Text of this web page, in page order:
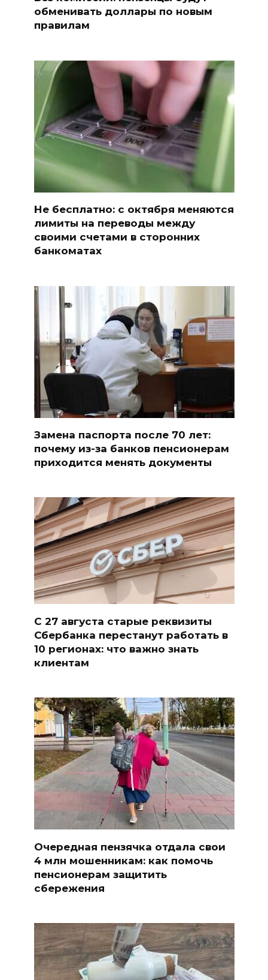
обменивать доллары по новым
правилам
Не бесплатно: с октября меняются
лимиты на переводы между
своими счетами в сторонних
банкоматах
Замена паспорта после 70 лет:
почему из-за банков пенсионерам
приходится менять документы
С 27 августа старые реквизиты
Сбербанка перестанут работать в
10 регионах: что важно знать
клиентам
Очередная пензячка отдала свои
4 млн мошенникам: как помочь
пенсионерам защитить
сбережения